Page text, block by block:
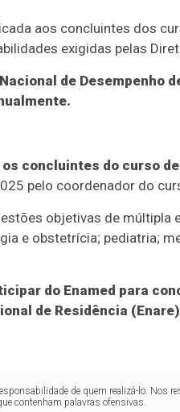
aos concluintes dos
exigidas pelas
de Desempenho
concluintes do curso
pelo coordenador do
objetivas de
e obstetrícia; pediatria;
do Enamed para
de Residência
de quem realizá-lo. Nos
contenham palavras ofensivas.